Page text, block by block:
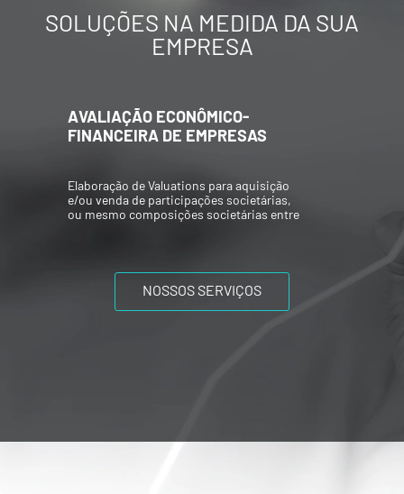
SOLUÇÕES NA MEDIDA DA SUA
EMPRESA
AVALIAÇÃO ECONÔMICO-
FINANCEIRA DE EMPRESAS
Elaboração de Valuations para aquisição
e/ou venda de participações societárias,
ou mesmo composições societárias entre
NOSSOS SERVIÇOS